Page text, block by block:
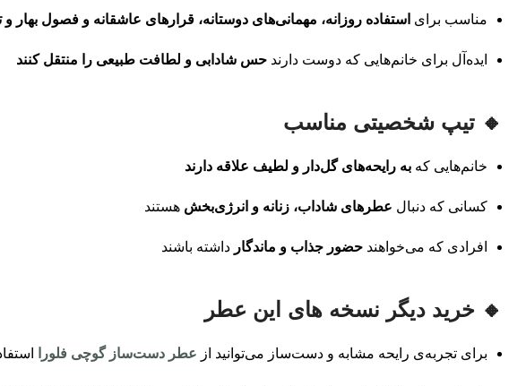
مناسب برای استفاده روزانه، مهمانی‌های دوستانه، قرارهای عاشقانه و فصول بهار و
ایده‌آل برای خانم‌هایی که دوست دارند حس شادابی و لطافت طبیعی را منتقل کنند
🔸 تیپ شخصیتی مناسب
خانم‌هایی که به رایحه‌های گل‌دار و لطیف علاقه دارند
کسانی که دنبال عطرهای شاداب، زنانه و انرژی‌بخش هستند
افرادی که می‌خواهند حضور جذاب و ماندگار داشته باشند
🔸 خرید دیگر نسخه های این عطر
برای تجربه‌ی رایحه مشابه و دست‌ساز می‌توانید از عطر دست‌ساز گوچی فلورا